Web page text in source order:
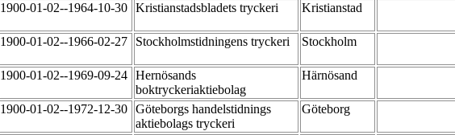
1900-01-02--1964-10-30 Kristianstadsbladets tryckeri Kristianstad
1900-01-02--1966-02-27 Stockholmstidningens tryckeri Stockholm
1900-01-02--1969-09-24 Hernösands
boktryckeriaktiebolag
Härnösand
1900-01-02--1972-12-30 Göteborgs handelstidnings
aktiebolags tryckeri
Göteborg